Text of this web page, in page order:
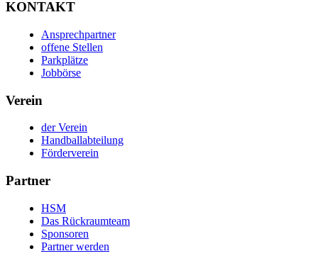
KONTAKT
Ansprechpartner
offene Stellen
Parkplätze
Jobbörse
Verein
der Verein
Handballabteilung
Förderverein
Partner
HSM
Das Rückraumteam
Sponsoren
Partner werden